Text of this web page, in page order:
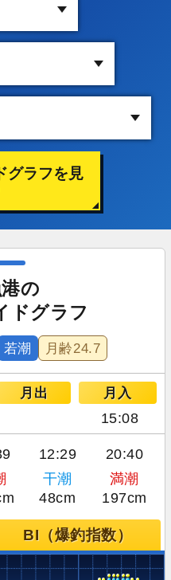
グラフを見
の
ドグラフ
若潮 月齢24.7
月出 月入
15:08
12:29 20:40
干潮
満潮
48cm 197cm
BI（爆釣指数）